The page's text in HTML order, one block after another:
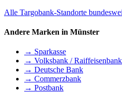
Alle Targobank-Standorte
Andere Marken in Münster
→ Sparkasse
→ Volksbank / Raiffeisenbank
→ Deutsche Bank
→ Commerzbank
→ Postbank